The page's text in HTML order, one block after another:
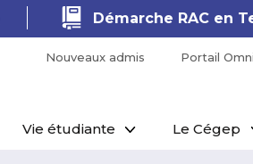
Démarche RAC en
Nouveaux admis Portail
Vie étudiante Le Cégep